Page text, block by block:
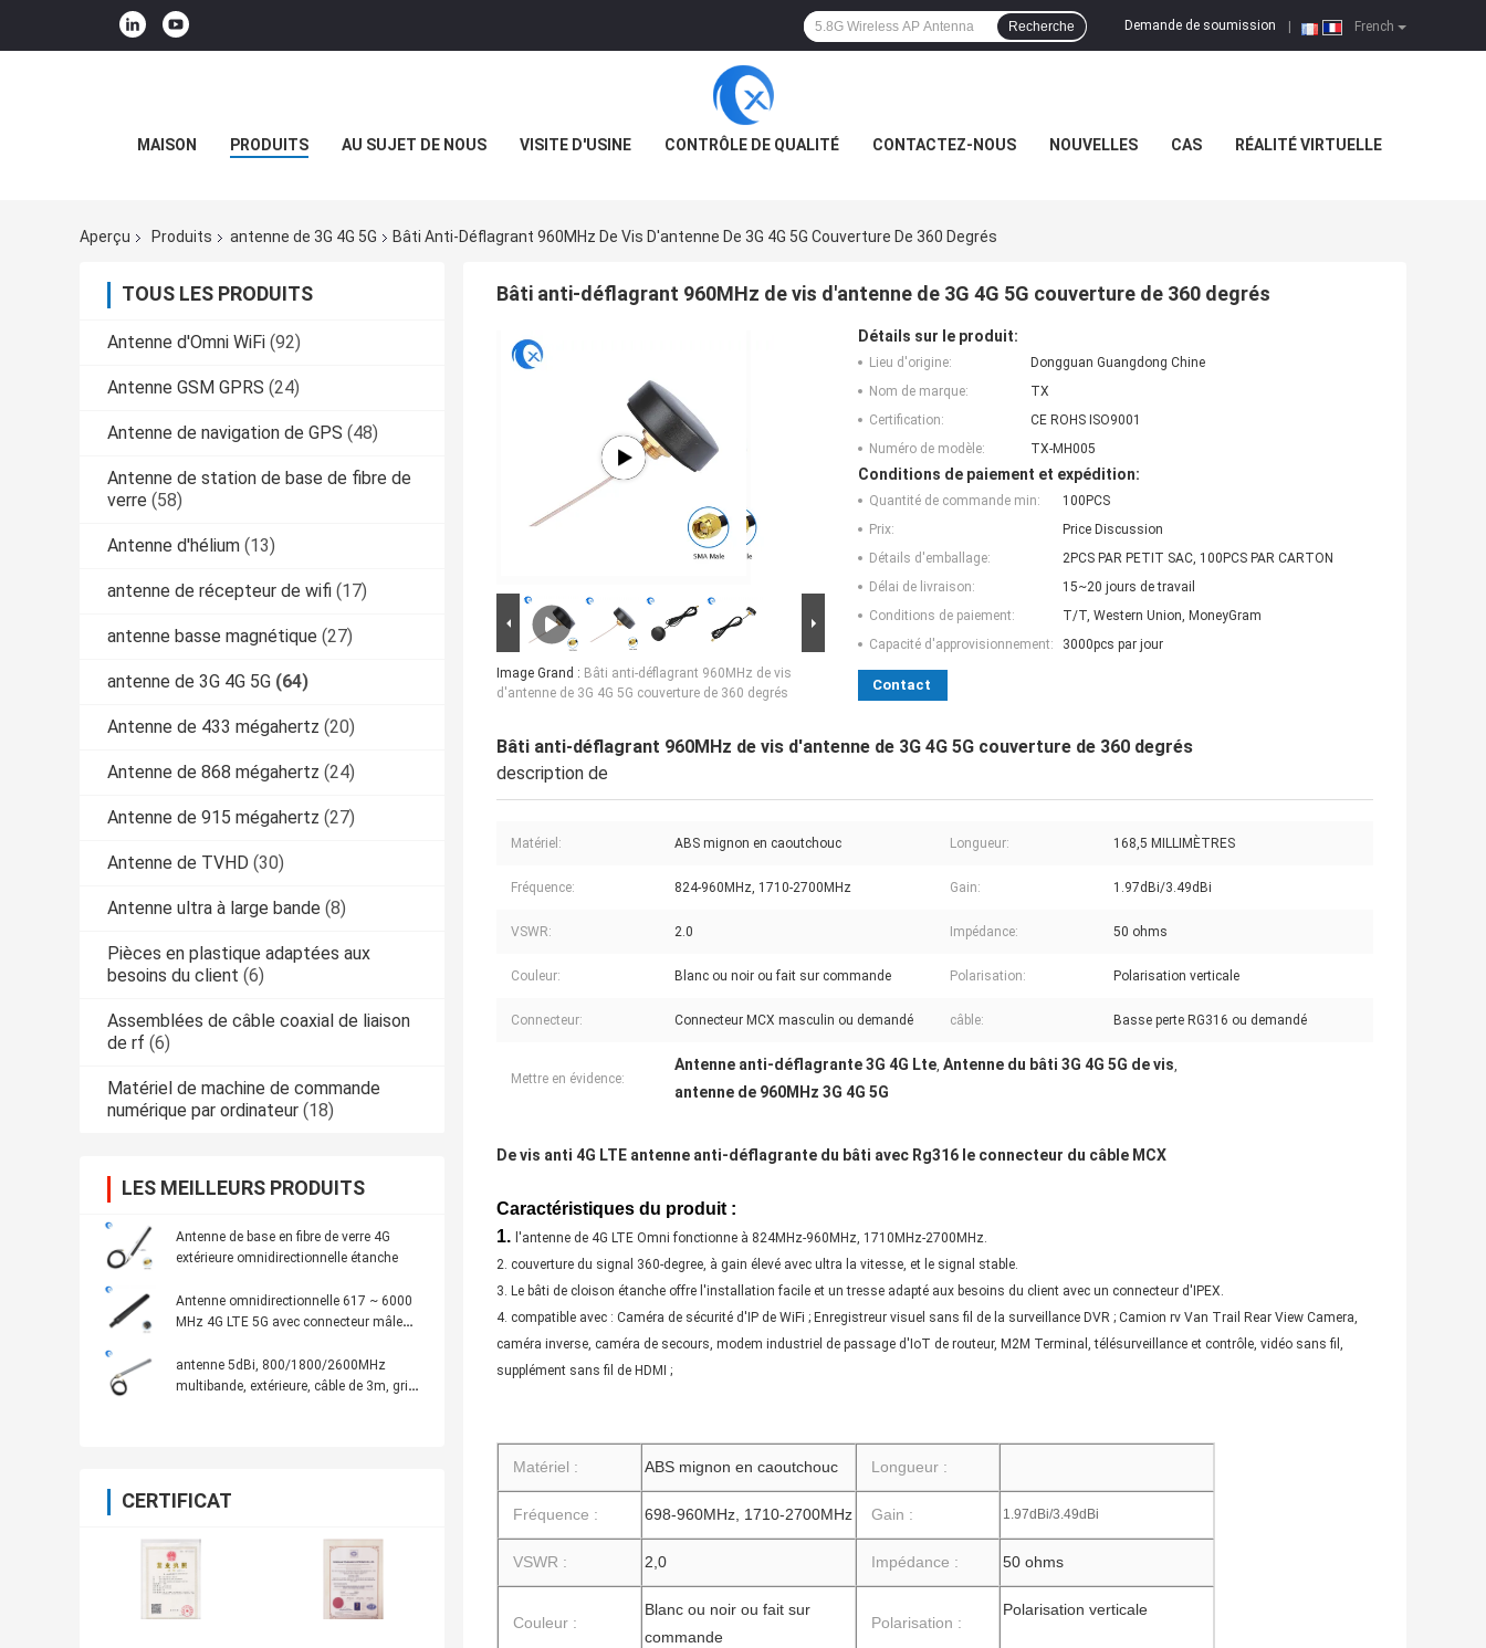
French
Demande de soumission
Recherche
MAISON PRODUITS AU SUJET DE NOUS VISITE D'USINE CONTRÔLE DE QUALITÉ CONTACTEZ-NOUS NOUVELLES CAS RÉALITÉ VIRTUELLE
Aperçu Produits antenne de 3G 4G 5G Bâti Anti-Déflagrant 960MHz De Vis D'antenne De 3G 4G 5G Couverture De 360 Degrés
TOUS LES PRODUITS
Antenne d'Omni WiFi (92)
Antenne GSM GPRS (24)
Antenne de navigation de GPS (48)
Antenne de station de base de fibre de
verre (58)
Antenne d'hélium (13)
antenne de récepteur de wifi (17)
antenne basse magnétique (27)
antenne de 3G 4G 5G (64)
Antenne de 433 mégahertz (20)
Antenne de 868 mégahertz (24)
Antenne de 915 mégahertz (27)
Antenne de TVHD (30)
Antenne ultra à large bande (8)
Pièces en plastique adaptées aux
besoins du client (6)
Assemblées de câble coaxial de liaison
de rf (6)
Matériel de machine de commande
numérique par ordinateur (18)
LES MEILLEURS PRODUITS
Antenne de base en fibre de verre 4G
extérieure omnidirectionnelle étanche
Antenne omnidirectionnelle 617 ~ 6000
MHz 4G LTE 5G avec connecteur mâle
antenne 5dBi, 800/1800/2600MHz
multibande, extérieure, câble de 3m, gris
CERTIFICAT
Bâti anti-déflagrant 960MHz de vis d'antenne de 3G 4G 5G couverture de 360 degrés
Image Grand : Bâti anti-déflagrant 960MHz de vis
d'antenne de 3G 4G 5G couverture de 360 degrés
Détails sur le produit:
Lieu d'origine:
Dongguan Guangdong Chine
Nom de marque:
TX
Certification:
CE ROHS ISO9001
Numéro de modèle:
TX-MH005
Conditions de paiement et expédition:
Quantité de commande min:
100PCS
Prix:
Price Discussion
Détails d'emballage:
2PCS PAR PETIT SAC, 100PCS PAR CARTON
Délai de livraison:
15~20 jours de travail
Conditions de paiement:
T/T, Western Union, MoneyGram
Capacité d'approvisionnement:
3000pcs par jour
Contact
Bâti anti-déflagrant 960MHz de vis d'antenne de 3G 4G 5G couverture de 360 degrés
description de
Matériel: ABS mignon en caoutchouc Longueur: 168,5 MILLIMÈTRES
Fréquence: 824-960MHz, 1710-2700MHz Gain: 1.97dBi/3.49dBi
VSWR: 2.0 Impédance: 50 ohms
Couleur: Blanc ou noir ou fait sur commande Polarisation: Polarisation verticale
Connecteur: Connecteur MCX masculin ou demandé câble: Basse perte RG316 ou demandé
Mettre en évidence:
Antenne anti-déflagrante 3G 4G Lte, Antenne du bâti 3G 4G 5G de vis,
antenne de 960MHz 3G 4G 5G
De vis anti 4G LTE antenne anti-déflagrante du bâti avec Rg316 le connecteur du câble MCX
Caractéristiques du produit :
1. l'antenne de 4G LTE Omni fonctionne à 824MHz-960MHz, 1710MHz-2700MHz.
2. couverture du signal 360-degree, à gain élevé avec ultra la vitesse, et le signal stable.
3. Le bâti de cloison étanche offre l'installation facile et un tresse adapté aux besoins du client avec un connecteur d'IPEX.
4. compatible avec : Caméra de sécurité d'IP de WiFi ; Enregistreur visuel sans fil de la surveillance DVR ; Camion rv Van Trail Rear View Camera,
caméra inverse, caméra de secours, modem industriel de passage d'IoT de routeur, M2M Terminal, télésurveillance et contrôle, vidéo sans fil,
supplément sans fil de HDMI ;
Matériel : ABS mignon en caoutchouc Longueur :
Fréquence : 698-960MHz, 1710-2700MHz Gain : 1.97dBi/3.49dBi
VSWR : 2,0 Impédance : 50 ohms
Couleur :
Blanc ou noir ou fait sur
commande
Polarisation :
Polarisation verticale